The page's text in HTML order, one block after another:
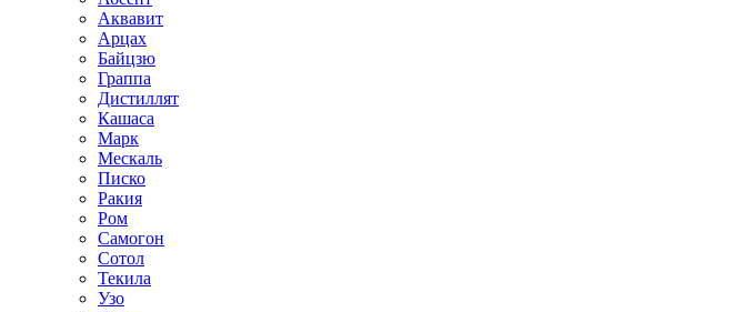
Аквавит
Арцах
Байцзю
Граппа
Дистиллят
Кашаса
Марк
Мескаль
Писко
Ракия
Ром
Самогон
Сотол
Текила
Узо